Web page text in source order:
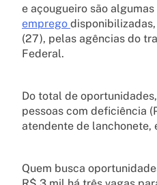
e açougueiro são algumas
emprego
(27), pelas agências do
Federal.
Do total de
pessoas com deficiência
atendente de lanchonete,
Quem busca